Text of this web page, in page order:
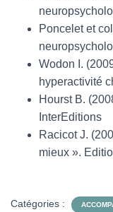
Poncelet et
Wodon I.
hyperactivité
Hourst B.
InterEditions
Racicot J.
mieux ».
Catégories :